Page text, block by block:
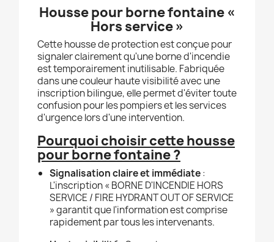
Housse pour borne fontaine «
Hors service »
Cette housse de protection est conçue pour
signaler clairement qu'une borne d'incendie
est temporairement inutilisable. Fabriquée
dans une couleur haute visibilité avec une
inscription bilingue, elle permet d'éviter toute
confusion pour les pompiers et les services
d'urgence lors d'une intervention.
Pourquoi choisir cette housse
pour borne fontaine ?
Signalisation claire et immédiate:
L'inscription « BORNE D'INCENDIE HORS
SERVICE / FIRE HYDRANT OUT OF SERVICE
» garantit que l'information est comprise
rapidement par tous les intervenants.